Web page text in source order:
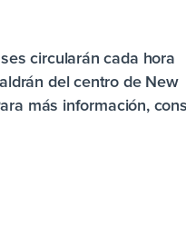
circularán cada hora
del centro de New
más información,